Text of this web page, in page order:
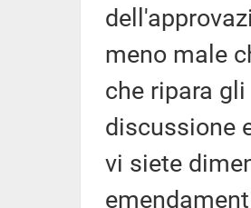
meno male
che ripara
discussione
vi siete